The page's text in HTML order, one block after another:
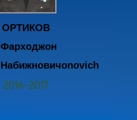
ОРТИКОВ
Фарходжон
Набижновичonovich
2016-2017